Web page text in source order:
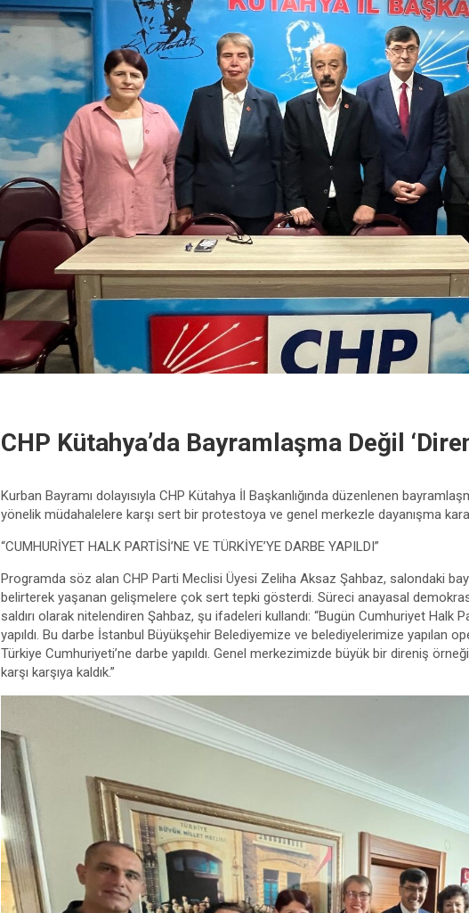
CHP Kütahya’da Bayramlaşma Değil
Kurban Bayramı dolayısıyla CHP Kütahya İl Başkanlığında düzenlenen
yönelik müdahalelere karşı sert bir protestoya ve genel merkezle dayanışma
“CUMHURİYET HALK PARTİSİ’NE VE TÜRKİYE’YE DARBE YAPILDI”
Programda söz alan CHP Parti Meclisi Üyesi Zeliha Aksaz Şahbaz, salondaki
belirterek yaşanan gelişmelere çok sert tepki gösterdi. Süreci anayasal
saldırı olarak nitelendiren Şahbaz, şu ifadeleri kullandı: “Bugün Cumhuriyet Halk
yapıldı. Bu darbe İstanbul Büyükşehir Belediyemize ve belediyelerimize yapılan
Türkiye Cumhuriyeti’ne darbe yapıldı. Genel merkezimizde büyük bir direniş
karşı karşıya kaldık.”